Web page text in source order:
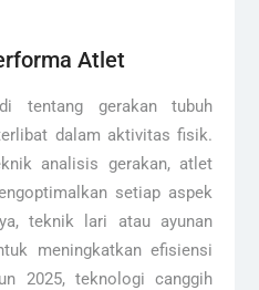
Atlet
tentang gerakan tubuh
dalam aktivitas fisik.
analisis gerakan, atlet
setiap aspek
teknik lari atau ayunan
meningkatkan efisiensi
2025, teknologi canggih